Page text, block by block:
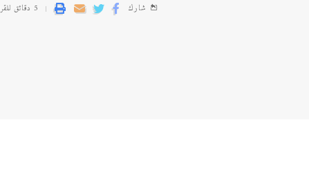
شارك 5 دقائق للقراءة